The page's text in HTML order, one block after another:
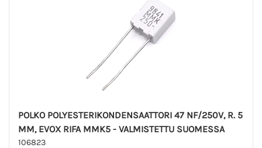
POLKO POLYESTERIKONDENSAATTORI 47 NF/250V, R. 5
MM, EVOX RIFA MMK5 - VALMISTETTU SUOMESSA
106823